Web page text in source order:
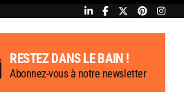
RESTEZ DANS LE BAIN !
Abonnez-vous à notre newsletter